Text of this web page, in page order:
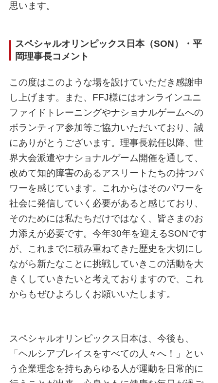
思います。
スペシャルオリンピックス日本（SON）・平
岡理事長コメント
この度はこのような場を設けていただき感謝申
し上げます。また、FFJ様にはオンラインユニ
ファイドトレーニングやナショナルゲームへの
ボランティア参加等ご協力いただいており、誠
にありがとうございます。理事長就任以降、世
界大会派遣やナショナルゲーム開催を通して、
改めて知的障害のあるアスリートたちの持つパ
ワーを感じています。これからはそのパワーを
社会に発信していく必要があると感じており、
そのためには私たちだけではなく、皆さまのお
力添えが必要です。今年30年を迎えるSONです
が、これまでに積み重ねてきた歴史を大切にし
ながら新たなことに挑戦していきこの活動を大
きくしていきたいと考えておりますので、これ
からもぜひよろしくお願いいたします。
スペシャルオリンピックス日本は、今後も、
「ヘルシアプレイスをすべての人々へ！」とい
う企業理念を持ちあらゆる人が運動を日常的に